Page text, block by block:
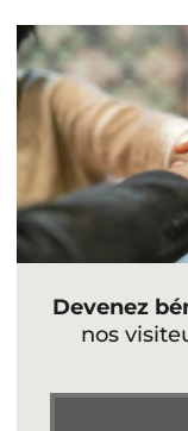
Devenez
nos